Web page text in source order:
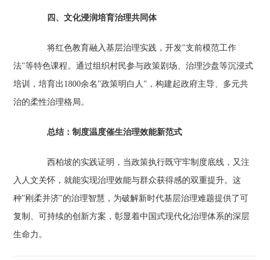
四、文化浸润培育治理共同体
将红色教育融入基层治理实践，开发"支前模范工作
法"等特色课程。通过组织村民参与政策剧场、治理沙盘等沉浸式
培训，培育出1800余名"政策明白人"，构建起政府主导、多元共
治的柔性治理格局。
总结：制度温度催生治理效能新范式
西柏坡的实践证明，当政策执行既守牢制度底线，又注
入人文关怀，就能实现治理效能与群众获得感的双重提升。这
种"刚柔并济"的治理智慧，为破解新时代基层治理难题提供了可
复制、可持续的创新方案，彰显着中国式现代化治理体系的深层
生命力。